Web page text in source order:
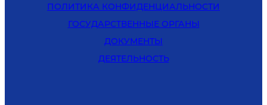
ПОЛИТИКА КОНФИДЕНЦИАЛЬНОСТИ
ГОСУДАРСТВЕННЫЕ ОРГАНЫ
ДОКУМЕНТЫ
ДЕЯТЕЛЬНОСТЬ